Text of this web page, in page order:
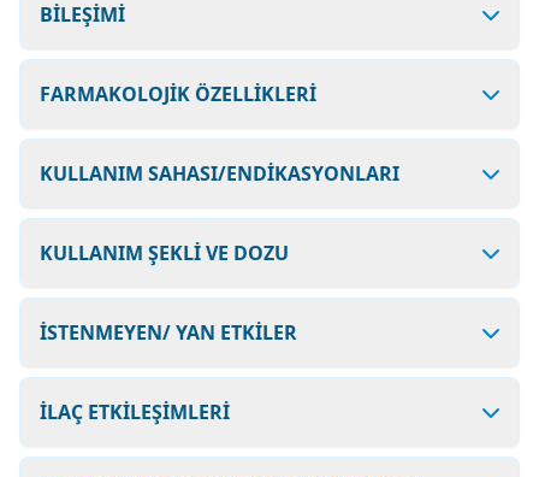
BİLEŞİMİ
FARMAKOLOJİK ÖZELLİKLERİ
KULLANIM SAHASI/ENDİKASYONLARI
KULLANIM ŞEKLİ VE DOZU
İSTENMEYEN/ YAN ETKİLER
İLAÇ ETKİLEŞİMLERİ